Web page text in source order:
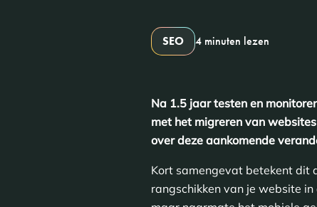
SEO 4 minuten lezen
Na 1.5 jaar testen en
met het migreren van
over deze aankomende
Kort samengevat betekent dit
rangschikken van je website